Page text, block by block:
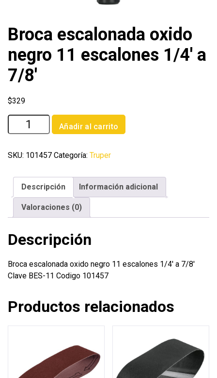
Broca escalonada oxido
negro 11 escalones 1/4′ a
7/8′
$329
Broca
escalonada
negro
escalones
Añadir al carrito
SKU: 101457 Categoría: Truper
Descripción Información adicional
Valoraciones (0)
Descripción
Broca escalonada oxido negro 11 escalones 1/4′ a 7/8′
Clave BES-11 Codigo 101457
Productos relacionados